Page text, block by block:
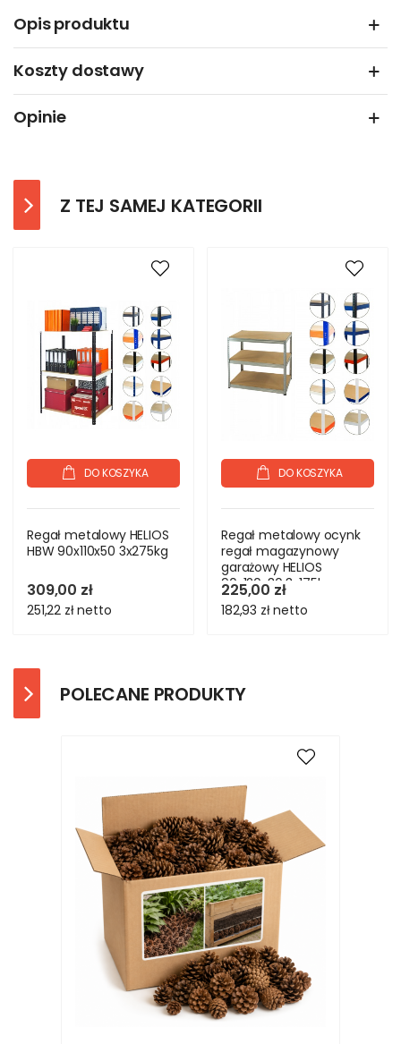
Opis produktu
Koszty dostawy
Opinie
Z TEJ SAMEJ KATEGORII
DO KOSZYKA
Regał metalowy HELIOS
HBW 90x110x50 3x275kg
309,00 zł
251,22 złnetto
DO KOSZYKA
Regał metalowy ocynk
regał magazynowy
garażowy HELIOS
90x120x30 3x175kg
225,00 zł
182,93 złnetto
POLECANE PRODUKTY